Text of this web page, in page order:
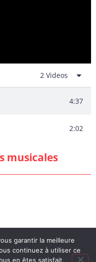
2 Videos
4:37
2:02
musicales
garantir la meilleure
continuez à utiliser ce
en êtes satisfait.